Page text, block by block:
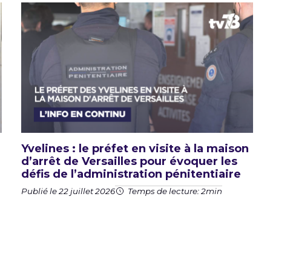
Yvelines : le préfet en visite à la maison
d’arrêt de Versailles pour évoquer les
défis de l’administration pénitentiaire
Publié le 22 juillet 2026 Temps de lecture: 2min